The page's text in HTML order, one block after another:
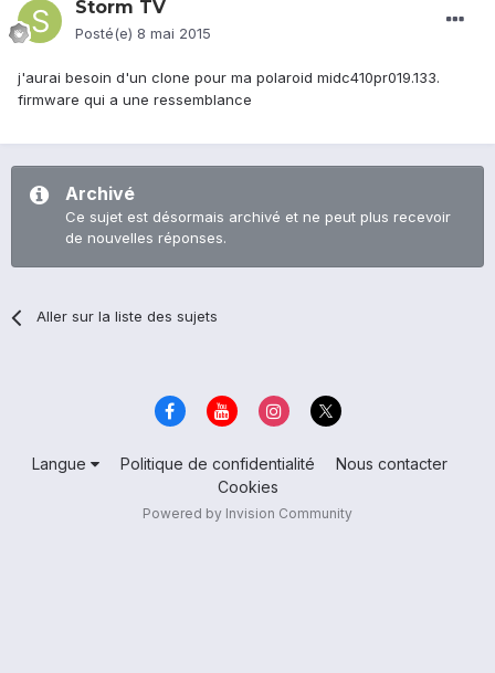
Storm TV
Posté(e) 8 mai 2015
j'aurai besoin d'un clone pour ma polaroid midc410pr019.133.
firmware qui a une ressemblance
Archivé
Ce sujet est désormais archivé et ne peut plus recevoir
de nouvelles réponses.
Aller sur la liste des sujets
Langue Politique de confidentialité
Nous contacter
Cookies
Powered by Invision Community